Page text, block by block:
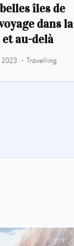
îles de
dans la
au-delà
Travelling